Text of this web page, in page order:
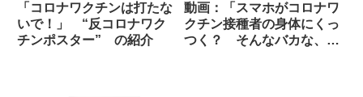
「コロナワクチンは打たな
いで！」 “反コロナワク
チンポスター” の紹介
動画：「スマホがコロナワ
クチン接種者の身体にくっ
つく？ そんなバカな、ハ